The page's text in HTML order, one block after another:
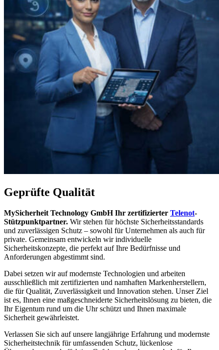
Geprüfte Qualität
MySicherheit Technology GmbH Ihr zertifizierter Telenot-
Stützpunktpartner. Wir stehen für höchste Sicherheitsstandards
und zuverlässigen Schutz – sowohl für Unternehmen als auch für
private. Gemeinsam entwickeln wir individuelle
Sicherheitskonzepte, die perfekt auf Ihre Bedürfnisse und
Anforderungen abgestimmt sind.
Dabei setzen wir auf modernste Technologien und arbeiten
ausschließlich mit zertifizierten und namhaften Markenherstellern,
die für Qualität, Zuverlässigkeit und Innovation stehen. Unser Ziel
ist es, Ihnen eine maßgeschneiderte Sicherheitslösung zu bieten, die
Ihr Eigentum rund um die Uhr schützt und Ihnen maximale
Sicherheit gewährleistet.
Verlassen Sie sich auf unsere langjährige Erfahrung und modernste
Sicherheitstechnik für umfassenden Schutz, lückenlose